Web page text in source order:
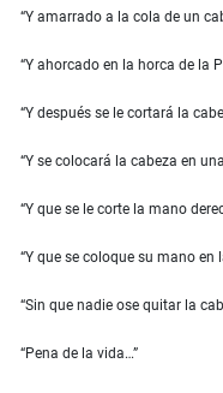
“Y amarrado a la cola de un
“Y ahorcado en la horca de la
“Y después se le cortará la
“Y se colocará la cabeza en
“Y que se le corte la mano
“Y que se coloque su mano
“Sin que nadie ose quitar la
“Pena de la vida…”